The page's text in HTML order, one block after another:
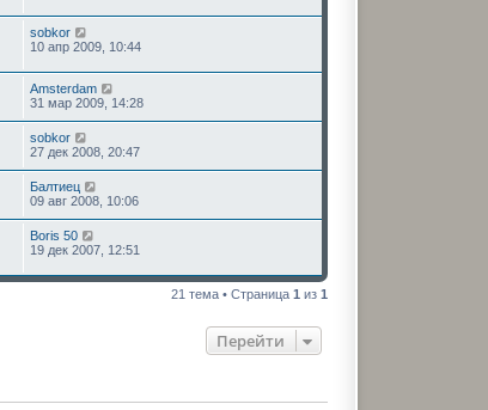
sobkor
10 апр 2009, 10:44
Amsterdam
31 мар 2009, 14:28
sobkor
27 дек 2008, 20:47
Балтиец
09 авг 2008, 10:06
Boris 50
19 дек 2007, 12:51
21 тема • Страница 1 из 1
Перейти